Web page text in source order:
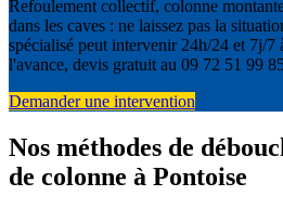
Refoulement collectif, colonne
dans les caves : ne laissez pas la
spécialisé peut intervenir 24h/24 et 7j/7
l'avance, devis gratuit au 09 72 51 99
Demander une intervention
Nos méthodes de
de colonne à Pontoise